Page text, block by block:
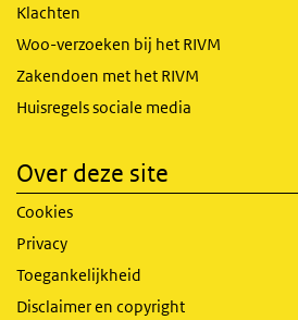
Klachten
Woo-verzoeken bij het RIVM
Zakendoen met het RIVM
Huisregels sociale media
Over deze site
Cookies
Privacy
Toegankelijkheid
Disclaimer en copyright